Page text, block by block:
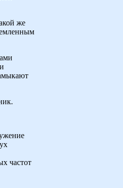
же
частот